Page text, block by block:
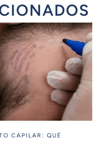
CAPILAR: QUÉ